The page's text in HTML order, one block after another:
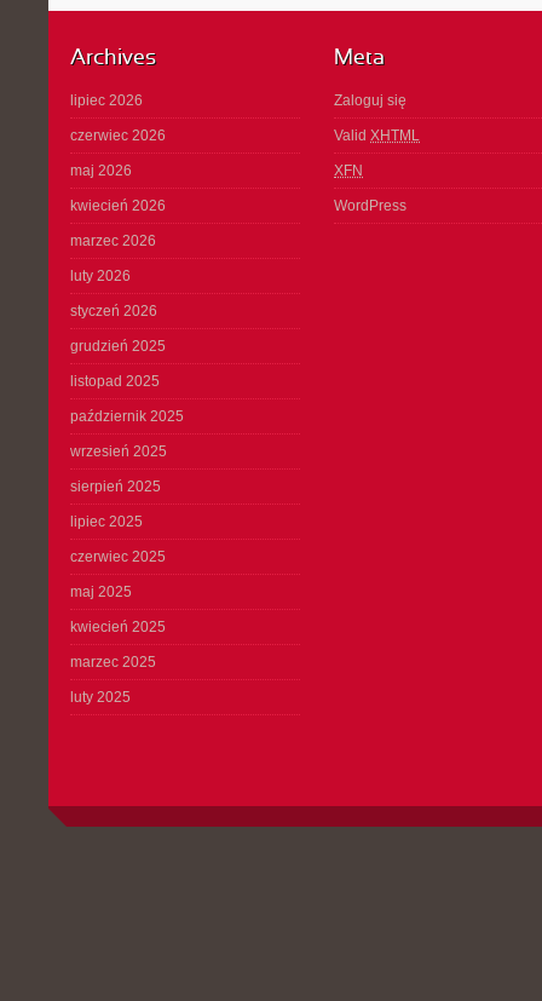
Archives
lipiec 2026
czerwiec 2026
maj 2026
kwiecień 2026
marzec 2026
luty 2026
styczeń 2026
grudzień 2025
listopad 2025
październik 2025
wrzesień 2025
sierpień 2025
lipiec 2025
czerwiec 2025
maj 2025
kwiecień 2025
marzec 2025
luty 2025
Meta
Zaloguj się
Valid XHTML
XFN
WordPress